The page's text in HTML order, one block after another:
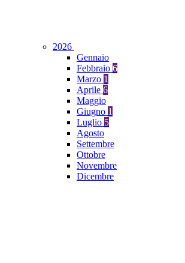
2026
Gennaio
Febbraio 6
Marzo 1
Aprile 6
Maggio
Giugno 1
Luglio 5
Agosto
Settembre
Ottobre
Novembre
Dicembre